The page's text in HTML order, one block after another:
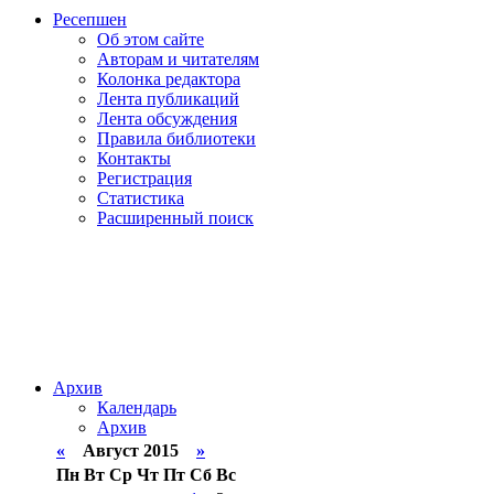
Ресепшен
Об этом сайте
Авторам и читателям
Колонка редактора
Лента публикаций
Лента обсуждения
Правила библиотеки
Контакты
Регистрация
Статистика
Расширенный поиск
Архив
Календарь
Архив
« Август 2015 »
Пн Вт Ср Чт Пт Сб Вс